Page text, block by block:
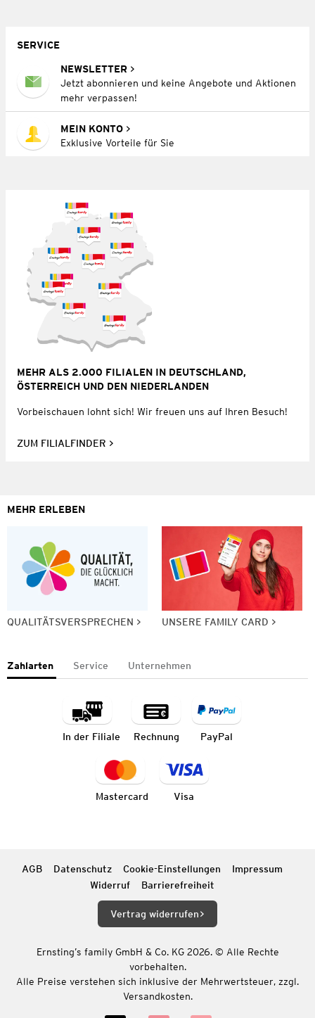
SERVICE
NEWSLETTER
Jetzt abonnieren und keine Angebote und Aktionen
mehr verpassen!
MEIN KONTO
Exklusive Vorteile für Sie
MEHR ALS 2.000 FILIALEN IN DEUTSCHLAND,
ÖSTERREICH UND DEN NIEDERLANDEN
Vorbeischauen lohnt sich! Wir freuen uns auf Ihren Besuch!
ZUM FILIALFINDER
MEHR ERLEBEN
QUALITÄTSVERSPRECHEN UNSERE FAMILY CARD
Zahlarten Service Unternehmen
In der Filiale Rechnung PayPal
Mastercard Visa
AGB Datenschutz Cookie-Einstellungen
Impressum
Widerruf
Barrierefreiheit
Vertrag widerrufen
Ernsting’s family GmbH & Co. KG 2026. © Alle Rechte
vorbehalten.
Alle Preise verstehen sich inklusive der Mehrwertsteuer, zzgl.
Versandkosten.